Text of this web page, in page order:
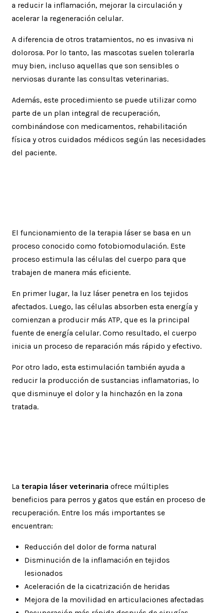
a reducir la inflamación, mejorar la circulación y
acelerar la regeneración celular.
A diferencia de otros tratamientos, no es invasiva ni
dolorosa. Por lo tanto, las mascotas suelen tolerarla
muy bien, incluso aquellas que son sensibles o
nerviosas durante las consultas veterinarias.
Además, este procedimiento se puede utilizar como
parte de un plan integral de recuperación,
combinándose con medicamentos, rehabilitación
física y otros cuidados médicos según las necesidades
del paciente.
El funcionamiento de la terapia láser se basa en un
proceso conocido como fotobiomodulación. Este
proceso estimula las células del cuerpo para que
trabajen de manera más eficiente.
En primer lugar, la luz láser penetra en los tejidos
afectados. Luego, las células absorben esta energía y
comienzan a producir más ATP, que es la principal
fuente de energía celular. Como resultado, el cuerpo
inicia un proceso de reparación más rápido y efectivo.
Por otro lado, esta estimulación también ayuda a
reducir la producción de sustancias inflamatorias, lo
que disminuye el dolor y la hinchazón en la zona
tratada.
La terapia láser veterinaria ofrece múltiples
beneficios para perros y gatos que están en proceso de
recuperación. Entre los más importantes se
encuentran:
Reducción del dolor de forma natural
Disminución de la inflamación en tejidos
lesionados
Aceleración de la cicatrización de heridas
Mejora de la movilidad en articulaciones afectadas